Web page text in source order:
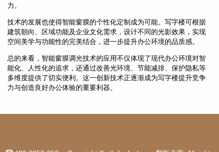
力。
技术的发展也使得智能窗膜的个性化定制成为可能。写字楼可根据
建筑朝向、区域功能及企业文化需求，设计不同的光影效果，实现
空间美学与功能性的完美结合，进一步提升办公环境的品质感。
总的来看，智能窗膜调光技术的应用不仅体现了现代办公环境对智
能化、人性化的追求，还通过改善光环境、节能减排、保护隐私等
多维度提供了切实便利。这一创新技术正逐渐成为写字楼提升竞争
力与创造良好办公体验的重要利器。